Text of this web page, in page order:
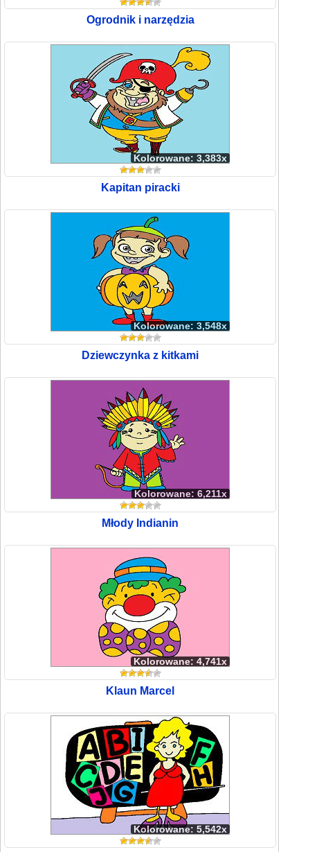
Ogrodnik i narzędzia
Kolorowane: 3,383x
Kapitan piracki
Kolorowane: 3,548x
Dziewczynka z kitkami
Kolorowane: 6,211x
Młody Indianin
Kolorowane: 4,741x
Klaun Marcel
Kolorowane: 5,542x